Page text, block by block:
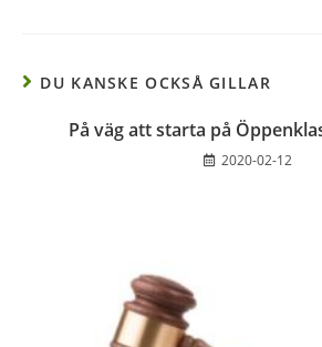
DU KANSKE OCKSÅ GILLAR
På väg att starta på
2020-02-12